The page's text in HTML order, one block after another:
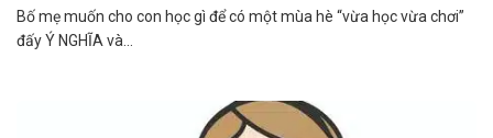
Bố mẹ muốn cho con học gì để có một mùa hè “vừa học vừa chơi”
đấy Ý NGHĨA và...